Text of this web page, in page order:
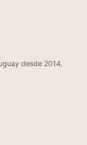
desde 2014.